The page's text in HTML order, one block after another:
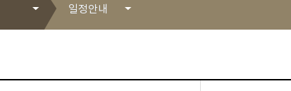
일정안내
자유게시판